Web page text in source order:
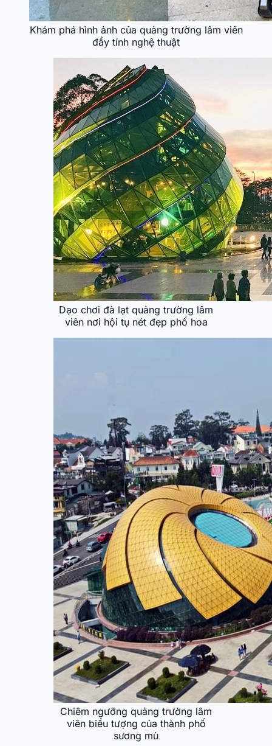
Khám phá hình ảnh của quảng trường lâm viên
đầy tính nghệ thuật
Dạo chơi đà lạt quảng trường lâm
viên nơi hội tụ nét đẹp phố hoa
Chiêm ngưỡng quảng trường lâm
viên biểu tượng của thành phố
sương mù